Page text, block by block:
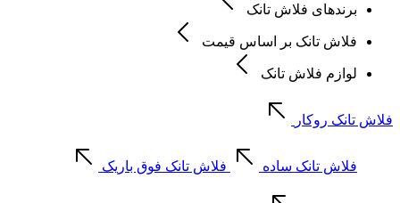
برندهای فلاش تانک
فلاش تانک بر اساس قیمت
لوازم فلاش تانک
فلاش تانک روکار
فلاش تانک ساده فلاش تانک فوق باریک